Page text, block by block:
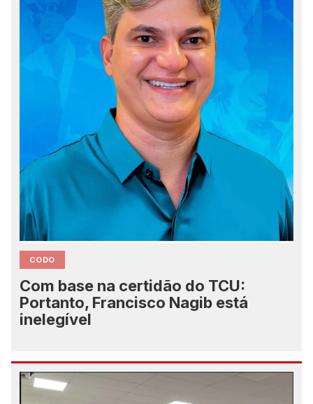
CODO
Com base na certidão do TCU:
Portanto, Francisco Nagib está
inelegível